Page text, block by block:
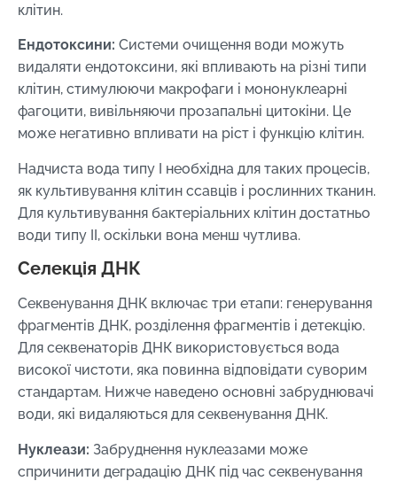
клітин.
Ендотоксини: Системи очищення води можуть
видаляти ендотоксини, які впливають на різні типи
клітин, стимулюючи макрофаги і мононуклеарні
фагоцити, вивільняючи прозапальні цитокіни. Це
може негативно впливати на ріст і функцію клітин.
Надчиста вода типу I необхідна для таких процесів,
як культивування клітин ссавців і рослинних тканин.
Для культивування бактеріальних клітин достатньо
води типу II, оскільки вона менш чутлива.
Селекція ДНК
Секвенування ДНК включає три етапи: генерування
фрагментів ДНК, розділення фрагментів і детекцію.
Для секвенаторів ДНК використовується вода
високої чистоти, яка повинна відповідати суворим
стандартам. Нижче наведено основні забруднювачі
води, які видаляються для секвенування ДНК.
Нуклеази: Забруднення нуклеазами може
спричинити деградацію ДНК під час секвенування